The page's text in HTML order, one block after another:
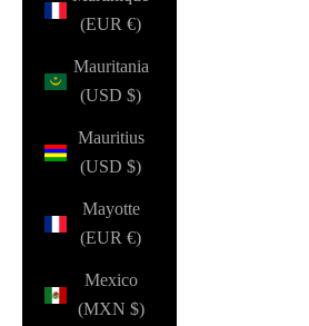
(EUR €)
Mauritania
(USD $)
Mauritius
(USD $)
Mayotte
(EUR €)
Mexico
(MXN $)